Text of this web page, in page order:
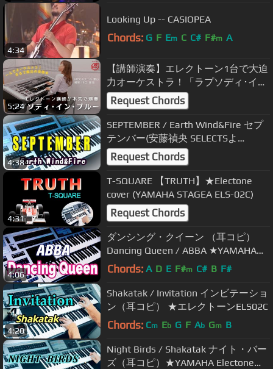
4:34
Looking Up -- CASIOPEA
Chords: G F Em C C# F#m A
5:24
【講師演奏】エレクトーン1台で大迫
力オーケストラ！「ラプソディ･イ
ン･ブルー」MPCスクール 富山
Request Chords
4:38
SEPTEMBER / Earth Wind&Fire セプ
テンバー(安藤禎央 SELECTSよ
り)★Electone ELS-02C
Request Chords
4:31
T-SQUARE 【TRUTH】★Electone
cover (YAMAHA STAGEA ELS-02C)
Request Chords
4:06
ダンシング・クイーン （耳コピ）
Dancing Queen / ABBA ★YAMAHA
Electone ELS-02C
Chords: A D E F#m C# B F#
4:20
Shakatak / Invitation インビテーショ
ン（耳コピ） ★エレクトーンELS02C
Chords: Cm Eb G F Ab Gm B
Night Birds / Shakatak ナイト・バー
ズ（耳コピ）★YAMAHA Electone